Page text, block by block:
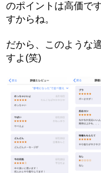
のポイントは高価で
すからね。
だから、このような
すよ(笑)